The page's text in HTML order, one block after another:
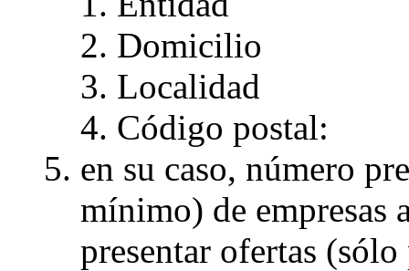
Domicilio
Localidad
Código postal:
en su caso, número
mínimo) de empresas
presentar ofertas